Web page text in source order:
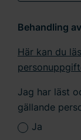
Behandling
Här kan du
Jag har läst
gällande
Ja